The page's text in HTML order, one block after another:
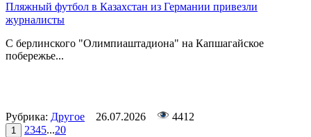
Пляжный футбол в Казахстан из Германии привезли
журналисты
С берлинского "Олимпиаштадиона" на Капшагайское
побережье...
Рубрика: Другое 26.07.2026 4412
1 2345...20